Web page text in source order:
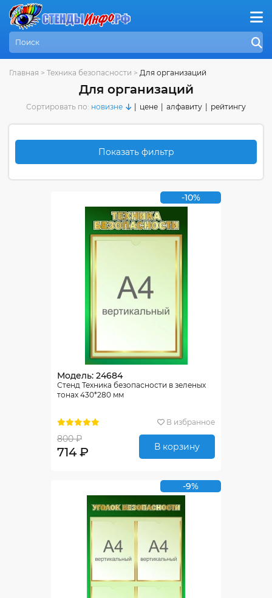
Главная > Техника безопасности > Для организаций
Для организаций
Сортировать по: новизне цене алфавиту рейтингу
Показать фильтр
-10%
Модель: 24684
Стенд Техника безопасности в зеленых
тонах 430*280 мм
В избранное
800 ₽
714 ₽ В корзину
-9%